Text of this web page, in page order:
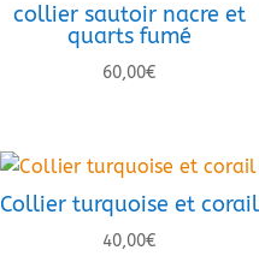
collier sautoir nacre et
quarts fumé
60,00€
Collier turquoise et corail
40,00€